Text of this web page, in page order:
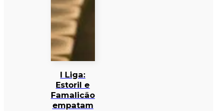
I Liga:
Estoril e
Famalicão
empatam